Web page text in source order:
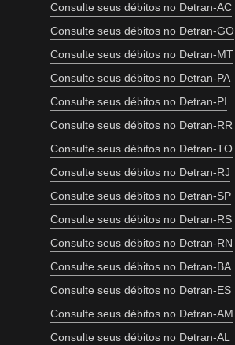
Consulte seus débitos no Detran-AC
Consulte seus débitos no Detran-GO
Consulte seus débitos no Detran-MT
Consulte seus débitos no Detran-PA
Consulte seus débitos no Detran-PI
Consulte seus débitos no Detran-RR
Consulte seus débitos no Detran-TO
Consulte seus débitos no Detran-RJ
Consulte seus débitos no Detran-SP
Consulte seus débitos no Detran-RS
Consulte seus débitos no Detran-RN
Consulte seus débitos no Detran-BA
Consulte seus débitos no Detran-ES
Consulte seus débitos no Detran-AM
Consulte seus débitos no Detran-AL